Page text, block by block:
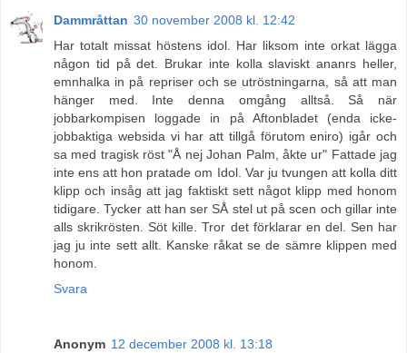
Dammråttan 30 november 2008 kl. 12:42
Har totalt missat höstens idol. Har liksom inte orkat lägga
någon tid på det. Brukar inte kolla slaviskt ananrs heller,
emnhalka in på repriser och se utröstningarna, så att man
hänger med. Inte denna omgång alltså. Så när
jobbarkompisen loggade in på Aftonbladet (enda icke-
jobbaktiga websida vi har att tillgå förutom eniro) igår och
sa med tragisk röst "Å nej Johan Palm, åkte ur" Fattade jag
inte ens att hon pratade om Idol. Var ju tvungen att kolla ditt
klipp och insåg att jag faktiskt sett något klipp med honom
tidigare. Tycker att han ser SÅ stel ut på scen och gillar inte
alls skrikrösten. Söt kille. Tror det förklarar en del. Sen har
jag ju inte sett allt. Kanske råkat se de sämre klippen med
honom.
Svara
Anonym 12 december 2008 kl. 13:18